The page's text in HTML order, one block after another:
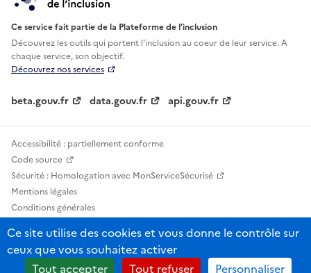
Ce service fait partie de la Plateforme de l’inclusion
Découvrez les outils qui portent l'inclusion aucoeur de leur service. A
chaque service, son objectif.
Découvrez nos services
beta.gouv.fr data.gouv.fr api.gouv.fr
Accessibilité : partiellement conforme
Code source
Sécurité : Homologation avec MonServiceSécurisé
Mentions légales
Conditions générales
Statistiques, lexiques et indicateurs
Sauf mention contraire, tous les contenus de ce site sont sous licence
etalab-2.0
Ce site utilise des cookies et vous donne le contrôle sur
ceux que vous souhaitez activer
Tout accepter
Tout refuser Personnaliser